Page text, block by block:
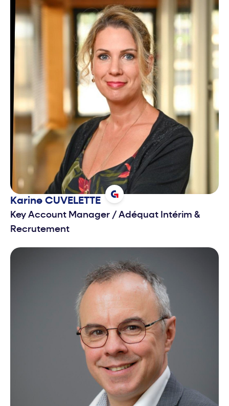
Karine CUVELETTE
Key Account Manager / Adéquat Intérim &
Recrutement